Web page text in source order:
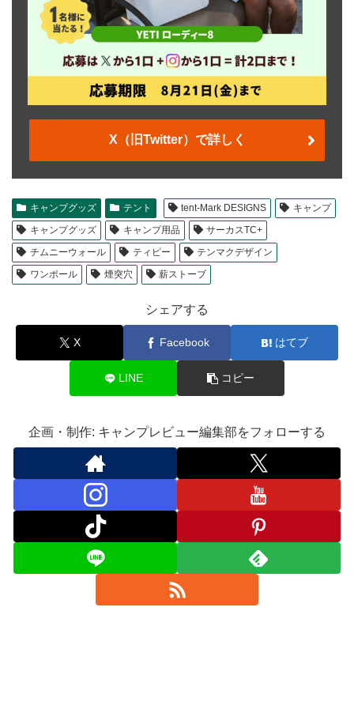
X（旧Twitter）で詳しく
キャンプグッズ テント tent-Mark DESIGNS
キャンプ
キャンプグッズ
キャンプ用品
サーカスTC+
チムニーウォール
ティピー
テンマクデザイン
ワンポール
煙突穴 薪ストーブ
シェアする
X Facebook はてブ
LINE コピー
企画・制作: キャンプレビュー編集部をフォローする